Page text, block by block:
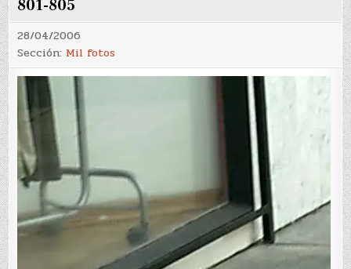
801-805
28/04/2006
Sección: Mil fotos